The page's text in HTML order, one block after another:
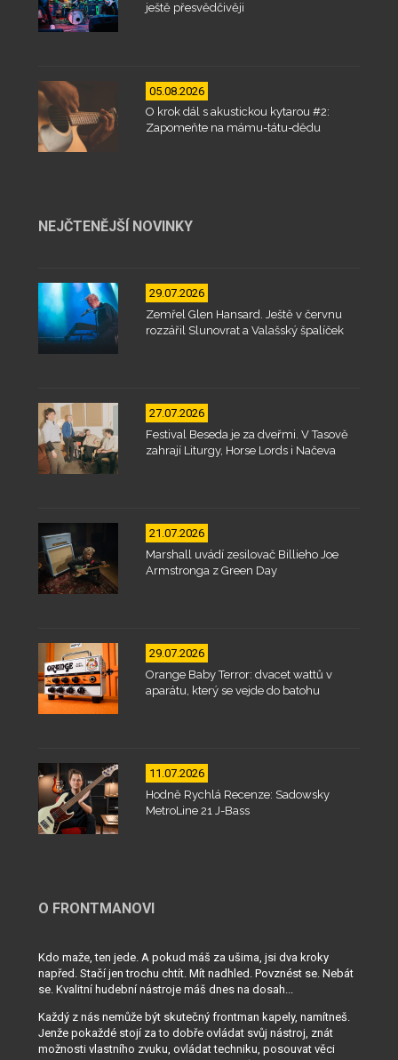
ještě přesvědčivěji
05.08.2026
O krok dál s akustickou kytarou #2:
Zapomeňte na mámu-tátu-dědu
NEJČTENĚJŠÍ NOVINKY
29.07.2026
Zemřel Glen Hansard. Ještě v červnu
rozzářil Slunovrat a Valašský špalíček
27.07.2026
Festival Beseda je za dveřmi. V Tasově
zahrají Liturgy, Horse Lords i Načeva
21.07.2026
Marshall uvádí zesilovač Billieho Joe
Armstronga z Green Day
29.07.2026
Orange Baby Terror: dvacet wattů v
aparátu, který se vejde do batohu
11.07.2026
Hodně Rychlá Recenze: Sadowsky
MetroLine 21 J-Bass
O FRONTMANOVI
Kdo maže, ten jede. A pokud máš za ušima, jsi dva kroky
napřed. Stačí jen trochu chtít. Mít nadhled. Povznést se. Nebát
se. Kvalitní hudební nástroje máš dnes na dosah...
Každý z nás nemůže být skutečný frontman kapely, namítneš.
Jenže pokaždé stojí za to dobře ovládat svůj nástroj, znát
možnosti vlastního zvuku, ovládat techniku, posouvat věci